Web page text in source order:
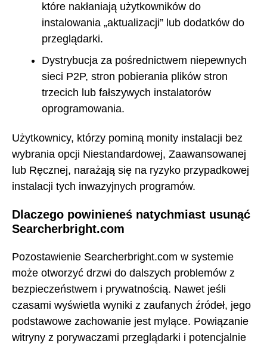
które nakłaniają użytkowników do
instalowania „aktualizacji” lub dodatków do
przeglądarki.
Dystrybucja za pośrednictwem niepewnych
sieci P2P, stron pobierania plików stron
trzecich lub fałszywych instalatorów
oprogramowania.
Użytkownicy, którzy pominą monity instalacji bez
wybrania opcji Niestandardowej, Zaawansowanej
lub Ręcznej, narażają się na ryzyko przypadkowej
instalacji tych inwazyjnych programów.
Dlaczego powinieneś natychmiast usunąć
Searcherbright.com
Pozostawienie Searcherbright.com w systemie
może otworzyć drzwi do dalszych problemów z
bezpieczeństwem i prywatnością. Nawet jeśli
czasami wyświetla wyniki z zaufanych źródeł, jego
podstawowe zachowanie jest mylące. Powiązanie
witryny z porywaczami przeglądarki i potencjalnie